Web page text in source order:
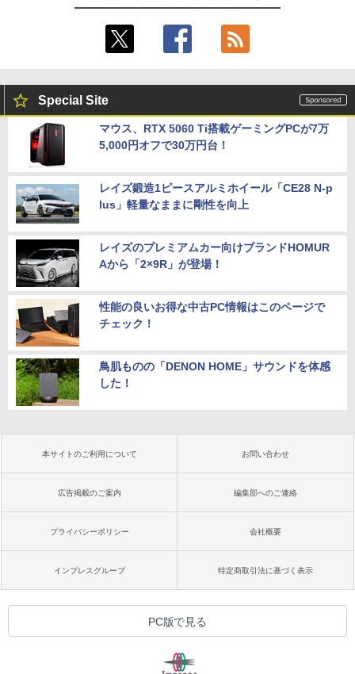
Special Site
マウス、RTX 5060 Ti搭載ゲーミングPCが7万
5,000円オフで30万円台！
レイズ鍛造1ピースアルミホイール「CE28 N-p
lus」軽量なままに剛性を向上
レイズのプレミアムカー向けブランドHOMUR
Aから「2×9R」が登場！
性能の良いお得な中古PC情報はこのページで
チェック！
鳥肌ものの「DENON HOME」サウンドを体感
した！
本サイトのご利用について お問い合わせ
広告掲載のご案内 編集部へのご連絡
プライバシーポリシー 会社概要
インプレスグループ 特定商取引法に基づく表示
PC版で見る